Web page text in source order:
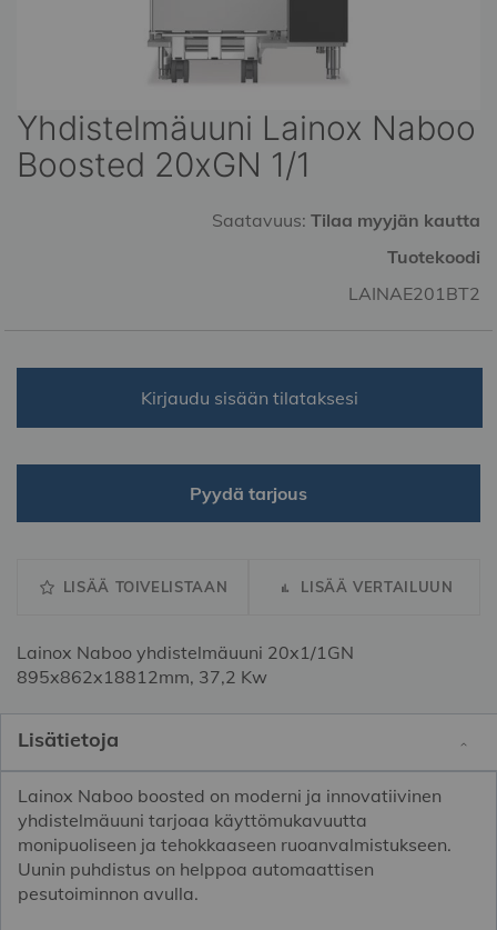
Yhdistelmäuuni Lainox Naboo
Boosted 20xGN 1/1
Saatavuus: Tilaa myyjän kautta
Tuotekoodi
LAINAE201BT2
Kirjaudu sisään tilataksesi
Pyydä tarjous
LISÄÄ TOIVELISTAAN LISÄÄ VERTAILUUN
Lainox Naboo yhdistelmäuuni 20x1/1GN
895x862x18812mm, 37,2 Kw
Skip
to
the
Lisätietoja
Lainox Naboo boosted on moderni ja innovatiivinen
yhdistelmäuuni tarjoaa käyttömukavuutta
monipuoliseen ja tehokkaaseen ruoanvalmistukseen.
Uunin puhdistus on helppoa automaattisen
pesutoiminnon avulla.